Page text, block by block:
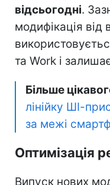
відсьогодні.
модифікація від
та Work і
Більше
лінійку ШІ-
за межі
Оптимізація
Випуск нових